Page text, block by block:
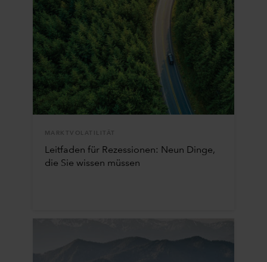
MARKTVOLATILITÄT
Leitfaden für Rezessionen: Neun Dinge,
die Sie wissen müssen